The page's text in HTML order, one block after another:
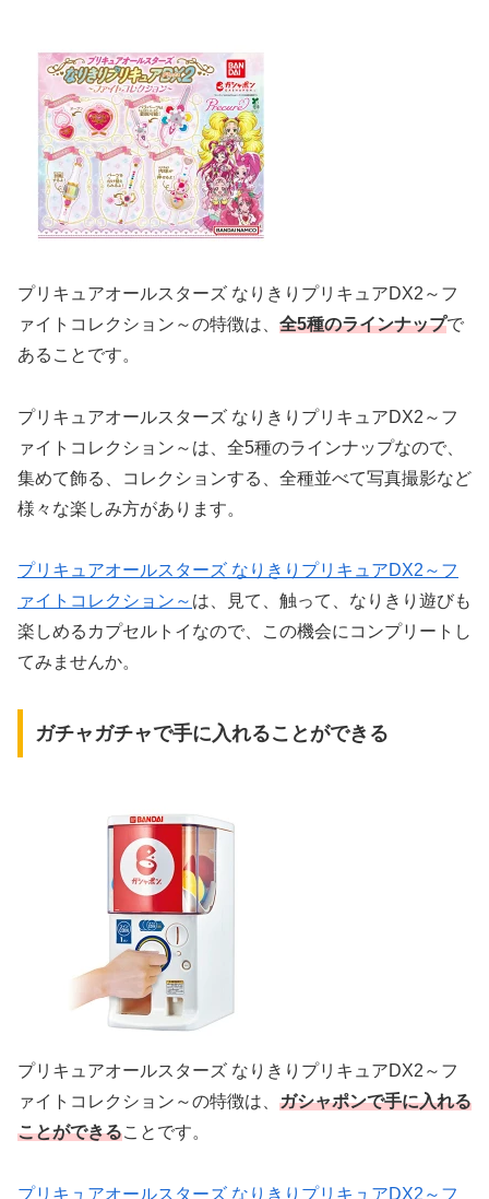
プリキュアオールスターズ なりきりプリキュアDX2～フ
ァイトコレクション～の特徴は、 全5種のラインナップで
あることです。
プリキュアオールスターズ なりきりプリキュアDX2～フ
ァイトコレクション～は、全5種のラインナップなので、
集めて飾る、コレクションする、全種並べて写真撮影など
様々な楽しみ方があります。
プリキュアオールスターズ なりきりプリキュアDX2～フ
ァイトコレクション～ は、見て、触って、なりきり遊びも
楽しめるカプセルトイなので、この機会にコンプリートし
てみませんか。
ガチャガチャで手に入れることができる
プリキュアオールスターズ なりきりプリキュアDX2～フ
ァイトコレクション～の特徴は、 ガシャポンで手に入れる
ことができることです。
プリキュアオールスターズ なりきりプリキュアDX2～フ